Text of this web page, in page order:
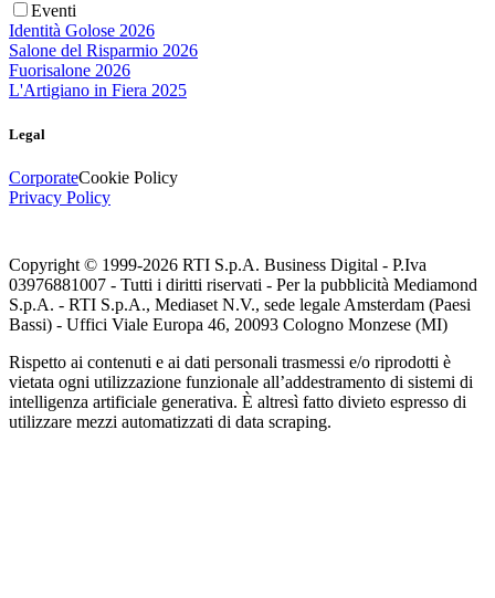
Eventi
Identità Golose 2026
Salone del Risparmio 2026
Fuorisalone 2026
L'Artigiano in Fiera 2025
Legal
CorporateCookie Policy
Privacy Policy
Copyright © 1999-2026 RTI S.p.A. Business Digital - P.Iva
03976881007 - Tutti i diritti riservati - Per la pubblicità Mediamond
S.p.A. - RTI S.p.A., Mediaset N.V., sede legale Amsterdam (Paesi
Bassi) - Uffici Viale Europa 46, 20093 Cologno Monzese (MI)
Rispetto ai contenuti e ai dati personali trasmessi e/o riprodotti è
vietata ogni utilizzazione funzionale all’addestramento di sistemi di
intelligenza artificiale generativa. È altresì fatto divieto espresso di
utilizzare mezzi automatizzati di data scraping.